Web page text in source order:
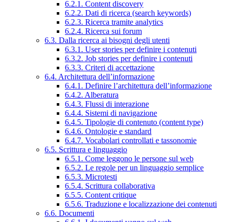
6.2.1. Content discovery
6.2.2. Dati di ricerca (search keywords)
6.2.3. Ricerca tramite analytics
6.2.4. Ricerca sui forum
6.3. Dalla ricerca ai bisogni degli utenti
6.3.1. User stories per definire i contenuti
6.3.2. Job stories per definire i contenuti
6.3.3. Criteri di accettazione
6.4. Architettura dell’informazione
6.4.1. Definire l’architettura dell’informazione
6.4.2. Alberatura
6.4.3. Flussi di interazione
6.4.4. Sistemi di navigazione
6.4.5. Tipologie di contenuto (content type)
6.4.6. Ontologie e standard
6.4.7. Vocabolari controllati e tassonomie
6.5. Scrittura e linguaggio
6.5.1. Come leggono le persone sul web
6.5.2. Le regole per un linguaggio semplice
6.5.3. Microtesti
6.5.4. Scrittura collaborativa
6.5.5. Content critique
6.5.6. Traduzione e localizzazione dei contenuti
6.6. Documenti